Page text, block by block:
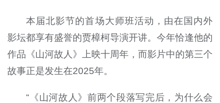
本届北影节的首场大师班活动，由在国内外
影坛都享有盛誉的贾樟柯导演开讲。今年恰逢他的
作品《山河故人》上映十周年，而影片中的第三个
故事正是发生在2025年。
“《山河故人》前两个段落写完后，为什么会